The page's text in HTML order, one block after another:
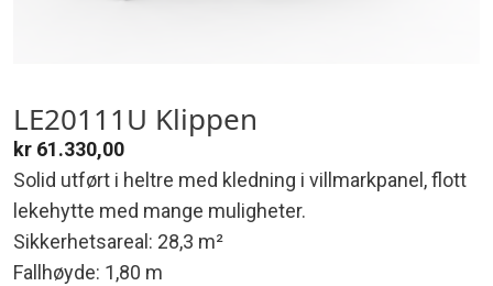
LE20111U Klippen
kr 61.330,00
Solid utført i heltre med kledning i villmarkpanel, flott
lekehytte med mange muligheter.
Sikkerhetsareal: 28,3 m²
Fallhøyde: 1,80 m